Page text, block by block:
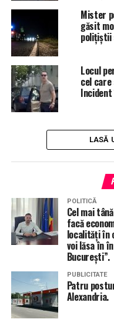
Mister
găsit
polițiștii
Locul
cel
Incident
LASĂ
POLITICĂ
Cel mai
facă
localități în
voi lăsa în
București”.
PUBLICITATE
Patru
Alexandria.